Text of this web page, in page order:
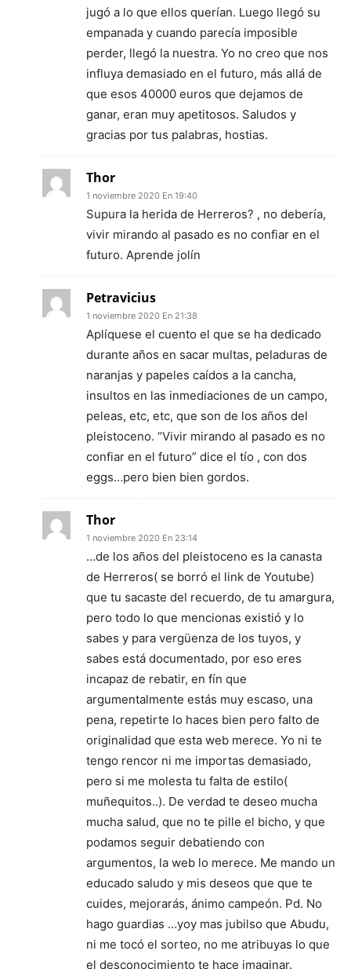
jugó a lo que ellos querían. Luego llegó su
empanada y cuando parecía imposible
perder, llegó la nuestra. Yo no creo que nos
influya demasiado en el futuro, más allá de
que esos 40000 euros que dejamos de
ganar, eran muy apetitosos. Saludos y
gracias por tus palabras, hostias.
Thor
1 noviembre 2020 En 19:40
Supura la herida de Herreros? , no debería,
vivir mirando al pasado es no confiar en el
futuro. Aprende jolín
Petravicius
1 noviembre 2020 En 21:38
Aplíquese el cuento el que se ha dedicado
durante años en sacar multas, peladuras de
naranjas y papeles caídos a la cancha,
insultos en las inmediaciones de un campo,
peleas, etc, etc, que son de los años del
pleistoceno. “Vivir mirando al pasado es no
confiar en el futuro” dice el tío , con dos
eggs…pero bien bien gordos.
Thor
1 noviembre 2020 En 23:14
…de los años del pleistoceno es la canasta
de Herreros( se borró el link de Youtube)
que tu sacaste del recuerdo, de tu amargura,
pero todo lo que mencionas existió y lo
sabes y para vergüenza de los tuyos, y
sabes está documentado, por eso eres
incapaz de rebatir, en fín que
argumentalmente estás muy escaso, una
pena, repetirte lo haces bien pero falto de
originalidad que esta web merece. Yo ni te
tengo rencor ni me importas demasiado,
pero si me molesta tu falta de estilo(
muñequitos..). De verdad te deseo mucha
mucha salud, que no te pille el bicho, y que
podamos seguir debatiendo con
argumentos, la web lo merece. Me mando un
educado saludo y mis deseos que que te
cuides, mejorarás, ánimo campeón. Pd. No
hago guardias …yoy mas jubilso que Abudu,
ni me tocó el sorteo, no me atribuyas lo que
el desconocimiento te hace imaginar.